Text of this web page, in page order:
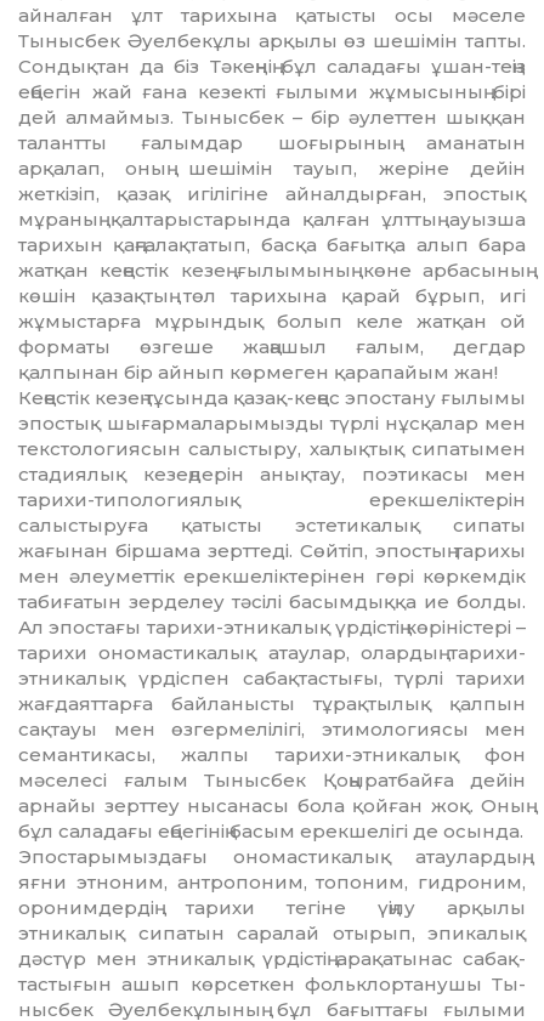
айналған ұлт тарихына қа­тыс­ты осы мәселе
Тынысбек Әуелбекұлы арқы­лы өз шешімін тапты.
Сондықтан да біз Тә­кеңнің бұл саладағы ұшан-теңіз
еңбегін жай ғана кезекті ғылыми жұмысының бірі
дей алмаймыз. Тынысбек – бір әулеттен шық­қан
талантты ғалымдар шоғырының ама­натын
арқалап, оның шешімін тауып, же­ріне дейін
жеткізіп, қазақ игілігіне ай­нал­дырған, эпостық
мұраның қалтарыс­та­рын­да қалған ұлттың ауызша
тарихын қаң­ға­лақ­татып, басқа бағытқа алып бара
жатқан кеңестік кезең ғылымының көне арбасының
көшін қазақтың төл тарихына қарай бұрып, игі
жұмыстарға мұрындық болып келе жат­қан ой
форматы өзгеше жаңашыл ғалым, дег­дар
қалпынан бір айнып көрмеген қара­пайым жан!
Кеңестік кезең тұсында қазақ-кеңес эпос­тану ғылымы
эпостық шығармалары­мызды түрлі нұсқалар мен
текстологиясын салыстыру, халықтық сипатымен
стадиялық кезеңдерін анықтау, поэтикасы мен
тарихи-типологиялық ерекшеліктерін
салыстыруға қатысты эстетикалық сипаты
жағынан бір­шама зерттеді. Сөйтіп, эпостың тарихы
мен әлеуметтік ерекшеліктерінен гөрі көркем­дік
табиғатын зерделеу тәсілі басым­дыққа ие болды.
Ал эпостағы тарихи-этни­калық үр­дістің көріністері –
тарихи ономас­тика­лық атаулар, олардың тарихи-
этникалық үрдіспен сабақтастығы, түрлі тарихи
жағ­даяттарға байланысты тұрақты­лық қалпын
сақтауы мен өзгермелілігі, этимологиясы мен
семантикасы, жалпы тарихи-этникалық фон
мәселесі ғалым Тынысбек Қоңырат­бай­ға дейін
арнайы зерттеу нысанасы бола қойған жоқ. Оның
бұл саладағы еңбегінің ба­сым ерекшелігі де осында.
Эпостарымыздағы ономастикалық атау­лардың,
яғни этноним, антропоним, то­­поним, гидроним,
оронимдердің тарихи те­гіне үңілу арқылы
этникалық сипатын саралай отырып, эпикалық
дәстүр мен эт­никалық үрдістің арақатынас сабақ­
тас­тығын ашып көрсеткен фольклортанушы Ты­
нысбек Әуелбекұлының бұл бағыттағы ғылыми